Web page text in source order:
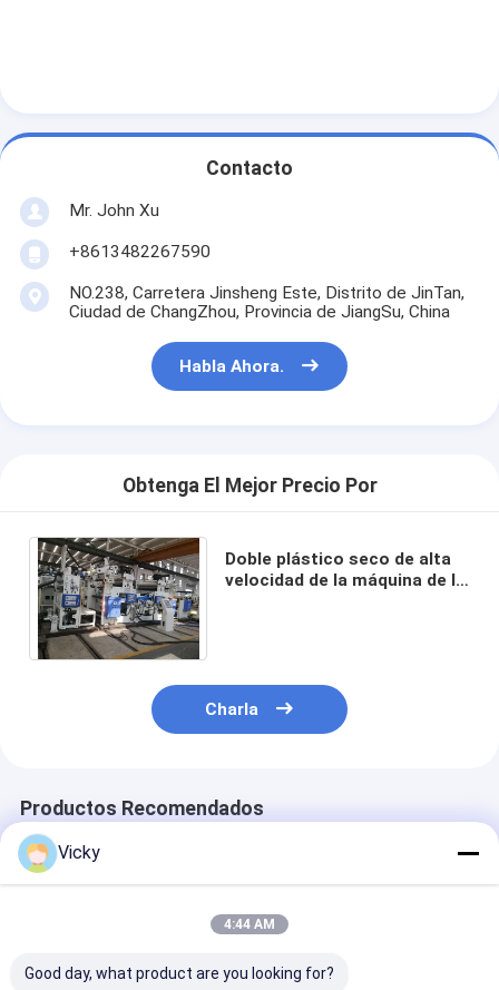
Contacto
Mr. John Xu
+8613482267590
NO.238, Carretera Jinsheng Este, Distrito de JinTan,
Ciudad de ChangZhou, Provincia de JiangSu, China
Habla Ahora.
Obtenga El Mejor Precio Por
Doble plástico seco de alta
velocidad de la máquina de la
Charla
Productos Recomendados
Vicky
4:44 AM
Good day, what product are you looking for?